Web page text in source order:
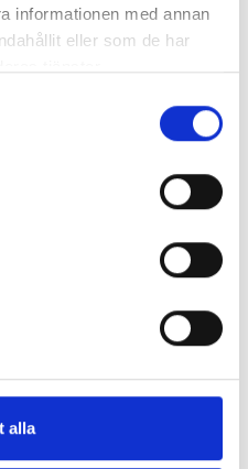
informationen med annan
eller som de har
alla